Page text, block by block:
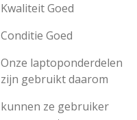
Kwaliteit Goed
Conditie Goed
Onze laptoponderdelen
zijn gebruikt daarom
kunnen ze gebruiker